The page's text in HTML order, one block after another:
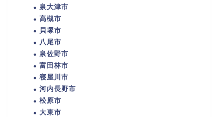
泉大津市
高槻市
貝塚市
八尾市
泉佐野市
富田林市
寝屋川市
河内長野市
松原市
大東市